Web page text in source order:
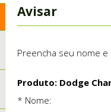
Avisar
Preencha seu nome
Produto: Dodge
* Nome: